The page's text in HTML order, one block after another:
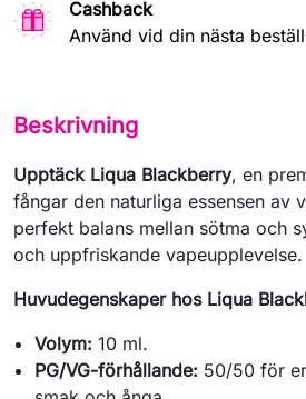
Cashback
Använd vid din nästa
Beskrivning
Upptäck Liqua Blackberry, en
fångar den naturliga essensen av
perfekt balans mellan sötma och
och uppfriskande vapeupplevelse.
Huvudegenskaper hos Liqua
Volym: 10 ml.
PG/VG-förhållande: 50/50 för